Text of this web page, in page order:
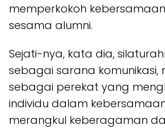
memperkokoh
sesama alumni.
Sejati-nya, kata dia,
sebagai sarana komunikasi,
sebagai perekat yang
individu dalam
merangkul keberagaman